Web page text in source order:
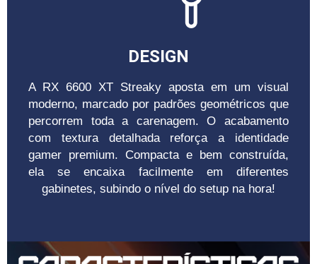
DESIGN
A RX 6600 XT Streaky aposta em um visual
moderno, marcado por padrões geométricos que
percorrem toda a carenagem. O acabamento
com textura detalhada reforça a identidade
gamer premium. Compacta e bem construída,
ela se encaixa facilmente em diferentes
gabinetes, subindo o nível do setup na hora!